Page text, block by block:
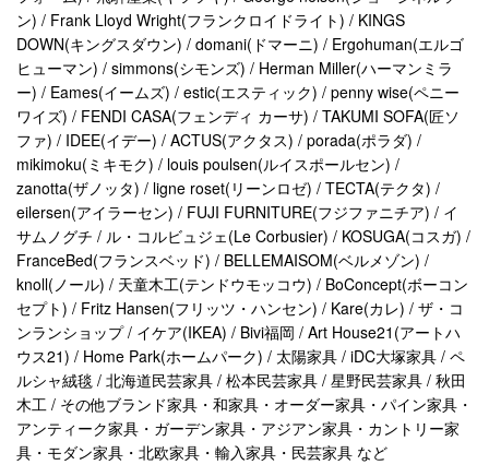
ン) / Frank Lloyd Wright(フランクロイドライト) / KINGS
DOWN(キングスダウン) / domani(ドマーニ) / Ergohuman(エルゴ
ヒューマン) / simmons(シモンズ) / Herman Miller(ハーマンミラ
ー) / Eames(イームズ) / estic(エスティック) / penny wise(ペニー
ワイズ) / FENDI CASA(フェンディ カーサ) / TAKUMI SOFA(匠ソ
ファ) / IDEE(イデー) / ACTUS(アクタス) / porada(ポラダ) /
mikimoku(ミキモク) / louis poulsen(ルイスポールセン) /
zanotta(ザノッタ) / ligne roset(リーンロゼ) / TECTA(テクタ) /
eilersen(アイラーセン) / FUJI FURNITURE(フジファニチア) / イ
サムノグチ / ル・コルビュジェ(Le Corbusier) / KOSUGA(コスガ) /
FranceBed(フランスベッド) / BELLEMAISOM(ベルメゾン) /
knoll(ノール) / 天童木工(テンドウモッコウ) / BoConcept(ボーコン
セプト) / Fritz Hansen(フリッツ・ハンセン) / Kare(カレ) / ザ・コ
ンランショップ / イケア(IKEA) / Bivi福岡 / Art House21(アートハ
ウス21) / Home Park(ホームパーク) / 太陽家具 / iDC大塚家具 / ペ
ルシャ絨毯 / 北海道民芸家具 / 松本民芸家具 / 星野民芸家具 / 秋田
木工 / その他ブランド家具・和家具・オーダー家具・パイン家具・
アンティーク家具・ガーデン家具・アジアン家具・カントリー家
具・モダン家具・北欧家具・輸入家具・民芸家具 など